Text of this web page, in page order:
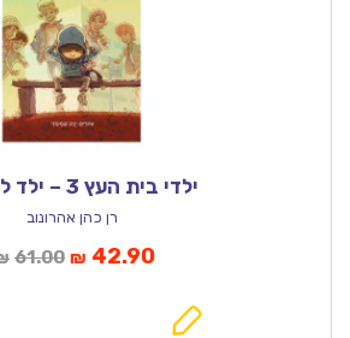
ילדי בית העץ 3 – ילד לא רגיל
רן כהן אהרונוב
61.00המחיר
₪ 42.90המחיר
הוא: